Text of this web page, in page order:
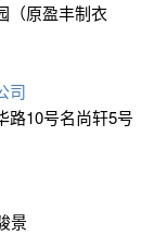
（原盈丰制衣
司
路10号名尚轩5号
景